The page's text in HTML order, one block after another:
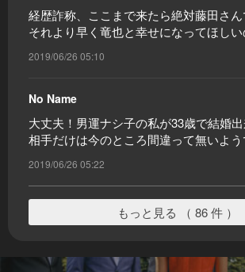
経歴詐称、ここまで来たら絶対藤田さ
それより早く竜也と幸せになってほしい
2019/06/26 05:10
No Name
大丈夫！男運ナシ子の私が33歳で結婚
相手だけは今のところ間違って無いよ
2019/06/26 05:22
もっと見る （ 86 件 ）